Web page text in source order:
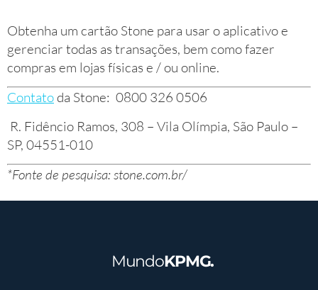
Obtenha um cartão Stone para usar o aplicativo e
gerenciar todas as transações, bem como fazer
compras em lojas físicas e / ou online.
Contatoda Stone: 0800 326 0506
R. Fidêncio Ramos, 308 – Vila Olímpia, São Paulo –
SP, 04551-010
*Fonte de pesquisa: stone.com.br/
MundoKPMG.